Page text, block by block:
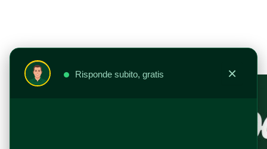
Risponde subito, gratis ×